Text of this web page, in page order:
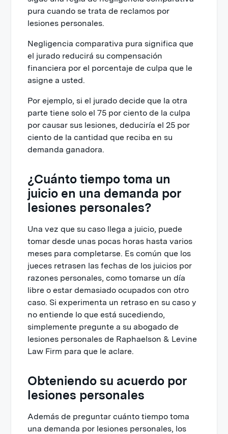
pura cuando se trata de reclamos por
lesiones personales.
Negligencia comparativa pura significa que
el jurado reducirá su compensación
financiera por el porcentaje de culpa que le
asigne a usted.
Por ejemplo, si el jurado decide que la otra
parte tiene solo el 75 por ciento de la culpa
por causar sus lesiones, deduciría el 25 por
ciento de la cantidad que reciba en su
demanda ganadora.
¿Cuánto tiempo toma un
juicio en una demanda por
lesiones personales?
Una vez que su caso llega a juicio, puede
tomar desde unas pocas horas hasta varios
meses para completarse. Es común que los
jueces retrasen las fechas de los juicios por
razones personales, como tomarse un día
libre o estar demasiado ocupados con otro
caso. Si experimenta un retraso en su caso y
no entiende lo que está sucediendo,
simplemente pregunte a su abogado de
lesiones personales de Raphaelson & Levine
Law Firm para que le aclare.
Obteniendo su acuerdo por
lesiones personales
Además de preguntar cuánto tiempo toma
una demanda por lesiones personales, los